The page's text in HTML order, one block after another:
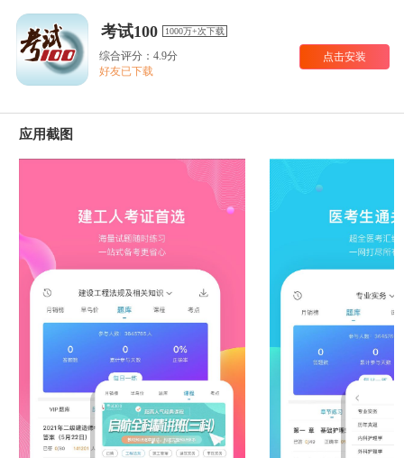
考试100 1000万+次下载
综合评分：4.9分
好友已下载
点击安装
应用截图